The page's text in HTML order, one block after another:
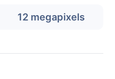
12 megapixels